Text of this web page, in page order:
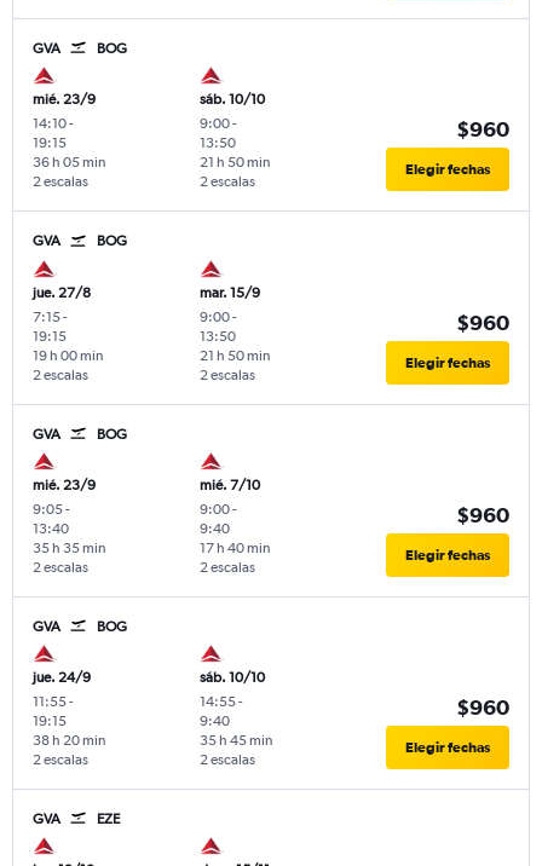
GVA BOG
mié. 23/9
14:10-
19:15
2 escalas
36 h 05 min
sáb. 10/10
9:00-
13:50
2 escalas
21 h 50 min
$960
Elegir fechas
GVA BOG
jue. 27/8
7:15-
19:15
2 escalas
19 h 00 min
mar. 15/9
9:00-
13:50
2 escalas
21 h 50 min
$960
Elegir fechas
GVA BOG
mié. 23/9
9:05-
13:40
2 escalas
35 h 35 min
mié. 7/10
9:00-
9:40
2 escalas
17 h 40 min
$960
Elegir fechas
GVA BOG
jue. 24/9
11:55-
19:15
2 escalas
38 h 20 min
sáb. 10/10
14:55-
9:40
2 escalas
35 h 45 min
$960
Elegir fechas
GVA EZE